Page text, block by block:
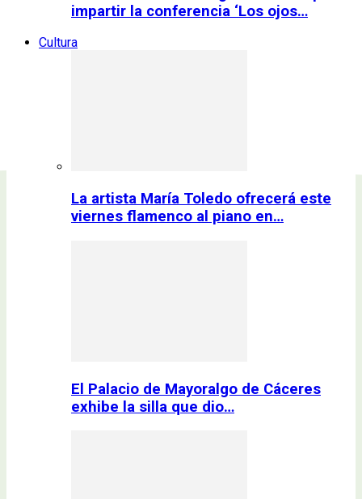
impartir la conferencia ‘Los ojos…
Cultura
La artista María Toledo ofrecerá este
viernes flamenco al piano en…
El Palacio de Mayoralgo de Cáceres
exhibe la silla que dio…